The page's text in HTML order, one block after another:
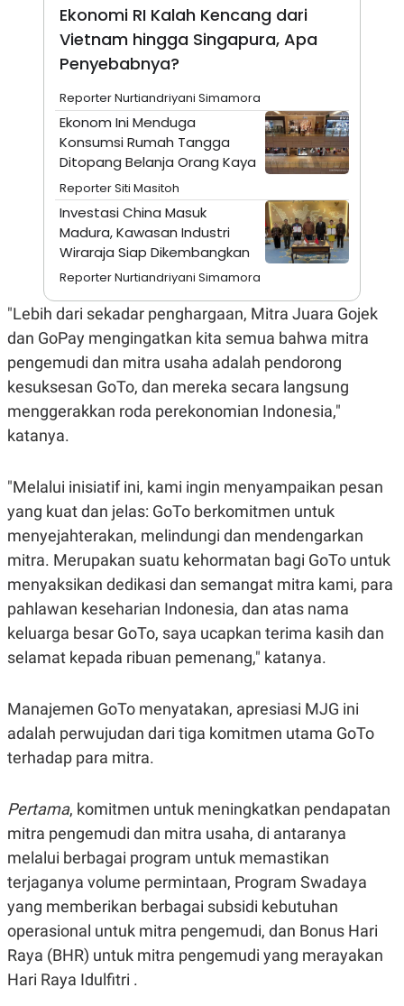
KANAL
U
S
T
T
A
M
A
E
K
O
T
N
T
V
L
I
S
S
JARINGAN
K
O
N
T
C
A
D
E
Y
P
R
E
S
L
E
A
S
.
D
L
A
N
G
K
I
N
E
Ekonomi RI Kalah Kencang dari
Vietnam hingga Singapura, Apa
Penyebabnya?
Reporter Nurtiandriyani Simamora
Ekonom Ini Menduga
Konsumsi Rumah Tangga
Ditopang Belanja Orang Kaya
Reporter Siti Masitoh
Investasi China Masuk
Madura, Kawasan Industri
Wiraraja Siap Dikembangkan
Reporter Nurtiandriyani Simamora
"Lebih dari sekadar penghargaan, Mitra Juara Gojek
dan GoPay mengingatkan kita semua bahwa mitra
pengemudi dan mitra usaha adalah pendorong
kesuksesan GoTo, dan mereka secara langsung
menggerakkan roda perekonomian Indonesia,"
katanya.
"Melalui inisiatif ini, kami ingin menyampaikan pesan
yang kuat dan jelas: GoTo berkomitmen untuk
menyejahterakan, melindungi dan mendengarkan
mitra. Merupakan suatu kehormatan bagi GoTo untuk
menyaksikan dedikasi dan semangat mitra kami, para
pahlawan keseharian Indonesia, dan atas nama
keluarga besar GoTo, saya ucapkan terima kasih dan
selamat kepada ribuan pemenang," katanya.
Manajemen GoTo menyatakan, apresiasi MJG ini
adalah perwujudan dari tiga komitmen utama GoTo
terhadap para mitra.
Pertama, komitmen untuk meningkatkan pendapatan
mitra pengemudi dan mitra usaha, di antaranya
melalui berbagai program untuk memastikan
terjaganya volume permintaan, Program Swadaya
yang memberikan berbagai subsidi kebutuhan
operasional untuk mitra pengemudi, dan Bonus Hari
Raya (BHR) untuk mitra pengemudi yang merayakan
Hari Raya Idulfitri .